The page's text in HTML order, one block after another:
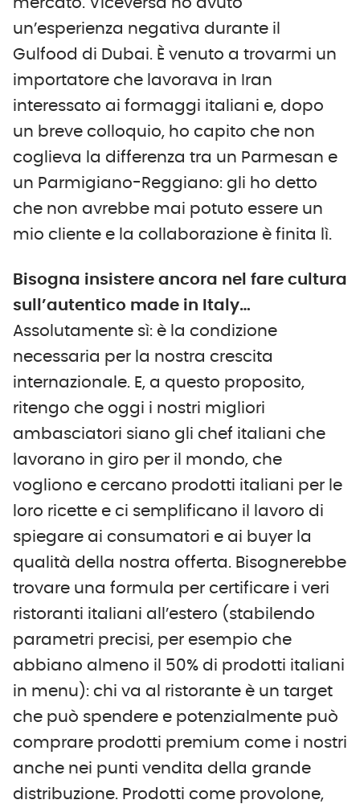
mercato. Viceversa ho avuto
un’esperienza negativa durante il
Gulfood di Dubai. È venuto a trovarmi un
importatore che lavorava in Iran
interessato ai formaggi italiani e, dopo
un breve colloquio, ho capito che non
coglieva la differenza tra un Parmesan e
un Parmigiano-Reggiano: gli ho detto
che non avrebbe mai potuto essere un
mio cliente e la collaborazione è finita lì.
Bisogna insistere ancora nel fare cultura
sull’autentico made in Italy…
Assolutamente sì: è la condizione
necessaria per la nostra crescita
internazionale. E, a questo proposito,
ritengo che oggi i nostri migliori
ambasciatori siano gli chef italiani che
lavorano in giro per il mondo, che
vogliono e cercano prodotti italiani per le
loro ricette e ci semplificano il lavoro di
spiegare ai consumatori e ai buyer la
qualità della nostra offerta. Bisognerebbe
trovare una formula per certificare i veri
ristoranti italiani all’estero (stabilendo
parametri precisi, per esempio che
abbiano almeno il 50% di prodotti italiani
in menu): chi va al ristorante è un target
che può spendere e potenzialmente può
comprare prodotti premium come i nostri
anche nei punti vendita della grande
distribuzione. Prodotti come provolone,